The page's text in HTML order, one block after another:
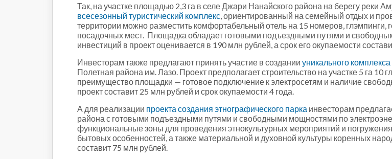
Так, на участке площадью 2,3 га в селе Джари Нанайского района на берегу реки
всесезонный туристический комплекс, ориентированный на семейный отдых и
территории можно разместить комфортабельный отель на 15 номеров, глэмпинги,
посадочных мест. Площадка обладает готовыми подъездными путями и
инвестиций в проект оценивается в 190 млн рублей, а срок его окупаемости
Инвесторам также предлагают принять участие в создании уникального
Полетная района им. Лазо. Проект предполагает строительство на участке 5 га
преимущество площадки — готовое подключение к электросетям и наличие
проект составит 25 млн рублей и срок окупаемости 4 года.
А для реализации проекта создания этнографического парка инвесторам
района с готовыми подъездными путями и свободными мощностями по
функциональные зоны для проведения этнокультурных мероприятий и
бытовых особенностей, а также материальной и духовной культуры коренных
составит 75 млн рублей.